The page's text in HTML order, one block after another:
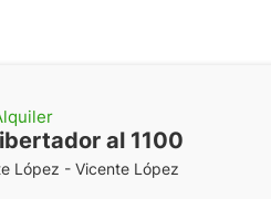
al 1100
López - Vicente López